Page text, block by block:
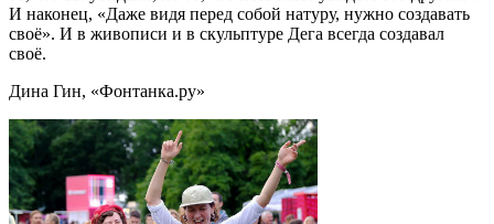
И наконец, «Даже видя перед собой натуру, нужно создавать
своё». И в живописи и в скульптуре Дега всегда создавал
своё.
Дина Гин, «Фонтанка.ру»